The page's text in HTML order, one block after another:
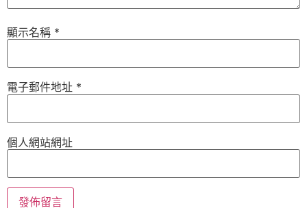
顯示名稱 *
電子郵件地址 *
個人網站網址